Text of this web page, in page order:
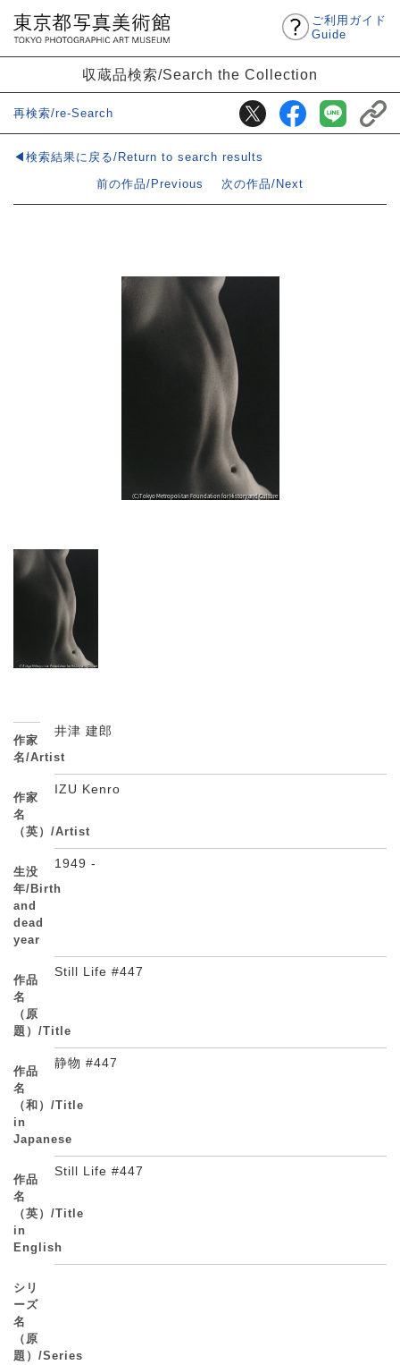
ご利用ガイド
Guide
収蔵品検索/Search the Collection
再検索/re-Search
◀検索結果に戻る/Return to search results
前の作品/Previous
次の作品/Next
作家
名/Artist
井津 建郎
作家
名
（英）/Artist
IZU Kenro
生没
年/Birth
and
dead
year
1949 -
作品
名
（原
題）/Title
Still Life #447
作品
名
（和）/Title
in
Japanese
静物 #447
作品
名
（英）/Title
in
English
Still Life #447
シリ
ーズ
名
（原
題）/Series